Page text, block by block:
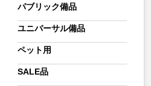
パブリック備品
ユニバーサル備品
ペット用
SALE品